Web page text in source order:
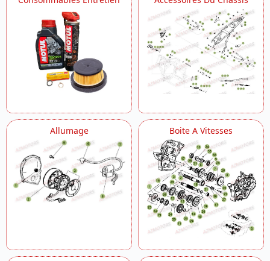
Circuit De Lubrification
Commandes Guidon
Commande Boite A Vitesses
Cylindre Culasse Distribution
Echappement
Fourche
Fourche Suspension Arriere
Freins
Installation De Refroidissement
Kick Starter
Roue Arriere
Roue Avant
Stickers Kit Deco
Systeme Electrique
Transmission Embrayage
Vilebrequin Piston Contre Arbre
Allumage Boite A Vitesses